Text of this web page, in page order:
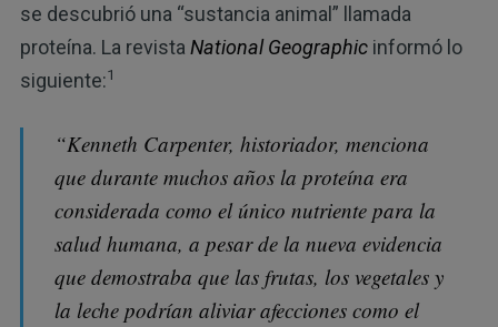
se descubrió una “sustancia animal” llamada
proteína. La revista National Geographicinformó lo
siguiente:1
“Kenneth Carpenter, historiador, menciona
que durante muchos años la proteína era
considerada como el único nutriente para la
salud humana, a pesar de la nueva evidencia
que demostraba que las frutas, los vegetales y
la leche podrían aliviar afecciones como el